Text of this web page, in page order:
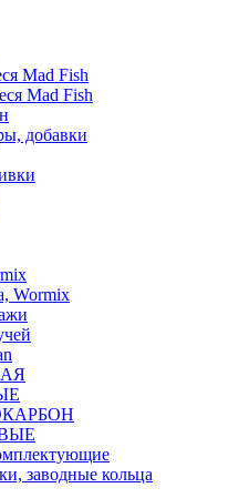
Mad Fish
Mad Fish
добавки
Wormix
заводные кольца